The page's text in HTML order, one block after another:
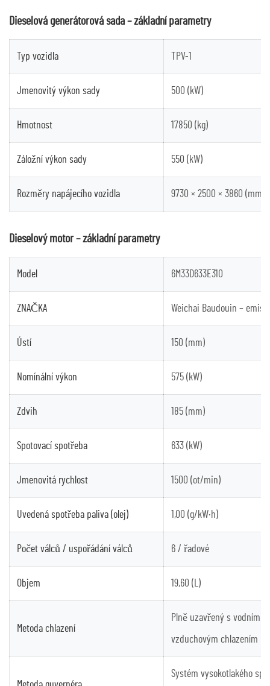
Dieselová generátorová sada – základní parametry
Typ vozidla TPV-1
Jmenovitý výkon sady 500 (kW)
Hmotnost 17850 (kg)
Záložní výkon sady 550 (kW)
Rozměry napájecího vozidla 9730 × 2500 × 3860 (mm)
Dieselový motor – základní parametry
Model 6M33D633E310
ZNAČKA Weichai Baudouin –
Ústí 150 (mm)
Nomínální výkon 575 (kW)
Zdvih 185 (mm)
Spotovací spotřeba 633 (kW)
Jmenovitá rychlost 1500 (ot/min)
Uvedená spotřeba paliva (olej) 1,00 (g/kW·h)
Počet válců / uspořádání válců 6 / řadové
Objem 19,60 (L)
Metoda chlazení
Plně uzavřený s vodním
vzduchovým chlazením
Systém vysokotlakého